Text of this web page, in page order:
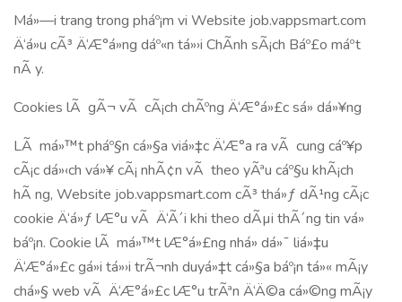
Má»—i trang trong pháº¡m vi Website job.vappsmart.com
Ä‘á»u cÃ³ Ä‘Æ°á»ng dáº«n tá»›i ChÃ­nh sÃ¡ch Báº£o máº­t
nÃ y.
Cookies lÃ gÃ¬ vÃ cÃ¡ch chÃºng Ä‘Æ°á»£c sá»­ dá»¥ng
LÃ má»™t pháº§n cá»§a viá»‡c Ä‘Æ°a ra vÃ cung cáº¥p
cÃ¡c dá»‹ch vá»¥ cÃ¡ nhÃ¢n vÃ theo yÃªu cáº§u khÃ¡ch
hÃ ng, Website job.vappsmart.com cÃ³ thá»ƒ dÃ¹ng cÃ¡c
cookie Ä‘á»ƒ lÆ°u vÃ Ä‘Ã´i khi theo dÃµi thÃ´ng tin vá»
báº¡n. Cookie lÃ má»™t lÆ°á»£ng nhá» dá»¯ liá»‡u
Ä‘Æ°á»£c gá»­i tá»›i trÃ¬nh duyá»‡t cá»§a báº¡n tá»« mÃ¡y
chá»§ web vÃ Ä‘Æ°á»£c lÆ°u trÃªn Ä‘Ä©a cá»©ng mÃ¡y